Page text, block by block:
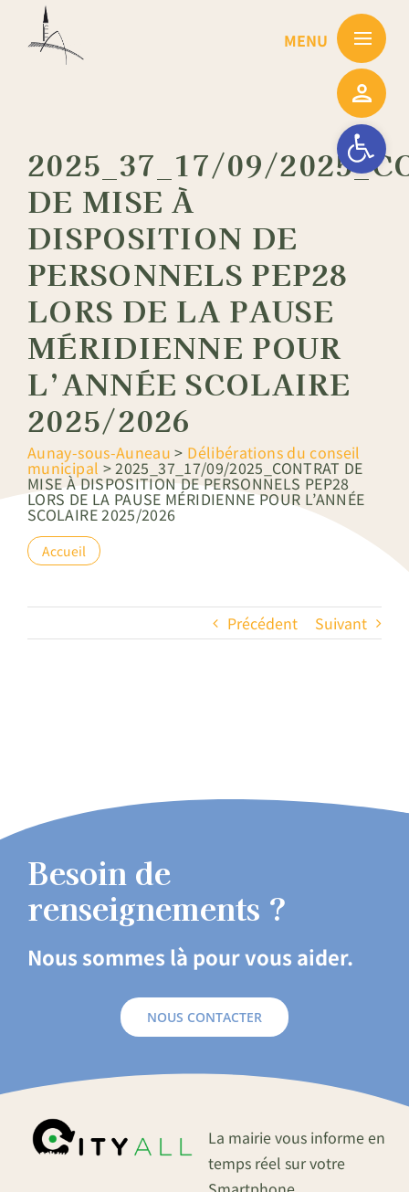
Ouvrir la
2025_37_17/09/
DE MISE À
DISPOSITION DE
PERSONNELS PEP28
LORS DE LA PAUSE
MÉRIDIENNE POUR
L’ANNÉE SCOLAIRE
2025/2026
Aunay-sous-Auneau > Délibérations du conseil
municipal >2025_37_17/09/2025_CONTRAT DE
MISE À DISPOSITION DE PERSONNELS PEP28
LORS DE LA PAUSE MÉRIDIENNE POUR L’ANNÉE
SCOLAIRE 2025/2026
Accueil
Précédent Suivant
Besoin de
renseignements ?
Nous sommes là pour vous aider.
NOUS CONTACTER
La mairie vous informe en
temps réel sur votre